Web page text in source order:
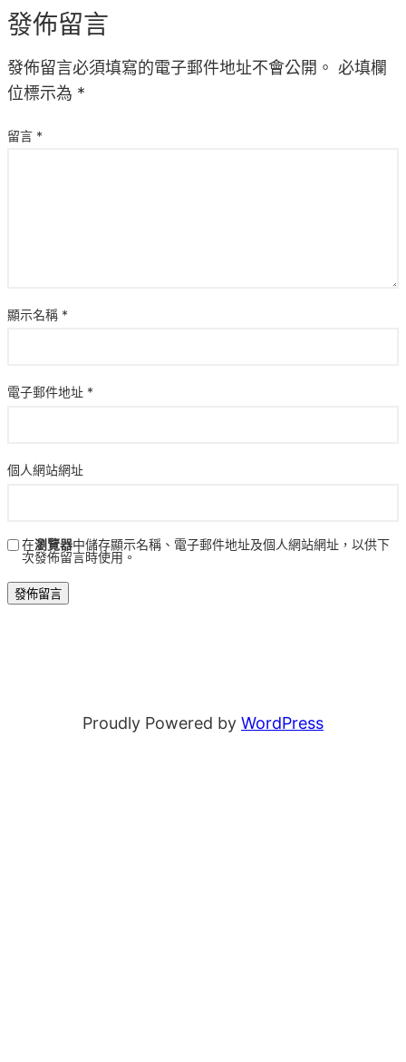
發佈留言
發佈留言必須填寫的電子郵件地址不會公開。 必填欄
位標示為 *
留言 *
顯示名稱 *
電子郵件地址 *
個人網站網址
在瀏覽器中儲存顯示名稱、電子郵件地址及個人網站網址，以供下
次發佈留言時使用。
Proudly Powered by WordPress